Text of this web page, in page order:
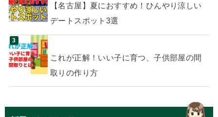
【名古屋】夏におすすめ！ひんやり涼しい
デートスポット3選
これが正解！いい子に育つ、子供部屋の間
取りの作り方